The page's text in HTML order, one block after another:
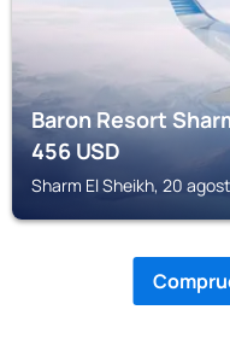
Baron Resort
456USD
Sharm El Sheikh, 20